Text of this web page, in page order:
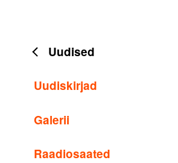
Uudised
Uudiskirjad
Galerii
Raadiosaated